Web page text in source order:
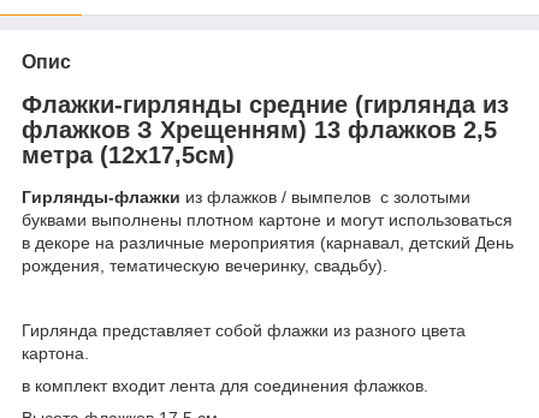
Опис
Флажки-гирлянды средние (гирлянда из
флажков З Хрещенням) 13 флажков 2,5
метра (12х17,5см)
Гирлянды-флажки из флажков / вымпелов с золотыми
буквами выполнены плотном картоне и могут использоваться
в декоре на различные мероприятия (карнавал, детский День
рождения, тематическую вечеринку, свадьбу).
Гирлянда представляет собой флажки из разного цвета
картона.
в комплект входит лента для соединения флажков.